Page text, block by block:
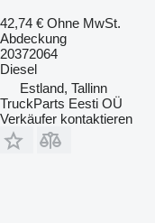
42,74 € Ohne MwSt.
Abdeckung
20372064
Diesel
Estland, Tallinn
TruckParts Eesti OÜ
Verkäufer kontaktieren